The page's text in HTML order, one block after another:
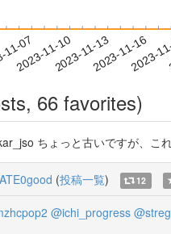
07
2023-11-102023-11-132023-11-16
2023-
66 favorites)
ちょっと古いですが、こ
(投稿一覧) 12
@ichi_progress